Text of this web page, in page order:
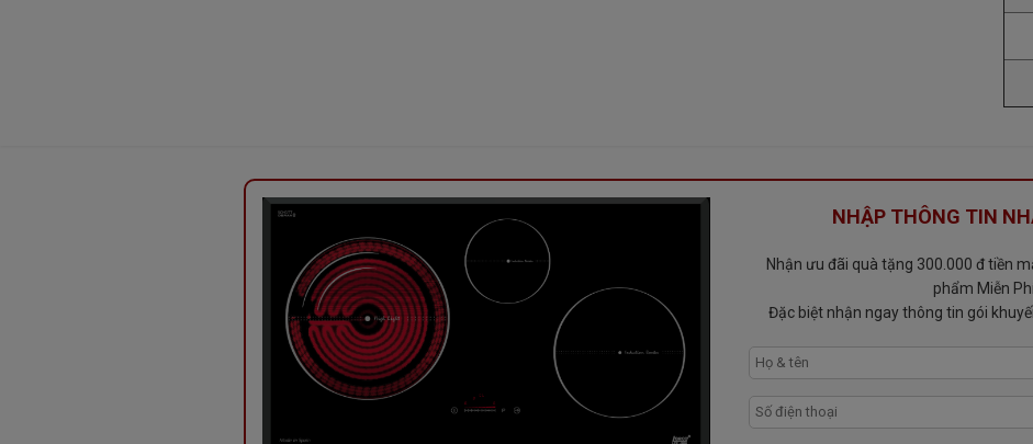
Bếp sử dụng hệ thống bảng điều khiển cảm ứng siêu nhạy dạng trượt giúp bạn dễ dàng tùy chỉnh các mức công suất một
cách dễ dàng nhất. Hiển thị đèn Led dỏ giúp bạn nhận biết các chế độ nấu, vùng nấu để tùy chỉnh thêm dễ dàng.
TÍNH NĂNG NỔI BẬT BẾP TỪ LORCA LCE 306
Cảnh báo nhiệt dư vùng nấu Residual Heat
Tự động tắt bếp khi không có nồi Pot Detection
Tự động tắt bếp khi để quên Automatic Switching Off
Hệ thống bảo vệ an toàn quá nhiệt quá áp
Tính năng chống tràn bàn phím Overflood Protection
NHẬP THÔNG TIN
Nhận ưu đãi quà tặng 300.000 đ tiền
phẩm Miễn
Đặc biệt nhận ngay thông tin gói